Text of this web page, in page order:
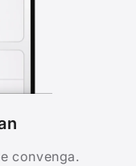
convenga.